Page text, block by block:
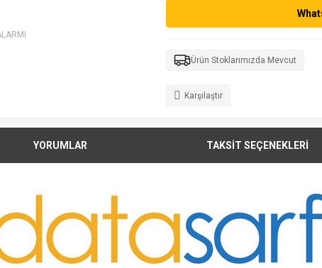
Ürün Stoklarımızda Mevcut
Karşılaştır
YORUMLAR TAKSİT SEÇENEKLERİ